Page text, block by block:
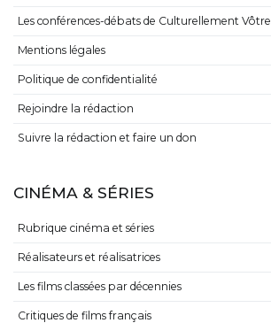
Les conférences-débats de Culturellement Vôtre
Mentions légales
Politique de confidentialité
Rejoindre la rédaction
Suivre la rédaction et faire un don
CINÉMA & SÉRIES
Rubrique cinéma et séries
Réalisateurs et réalisatrices
Les films classées par décennies
Critiques de films français